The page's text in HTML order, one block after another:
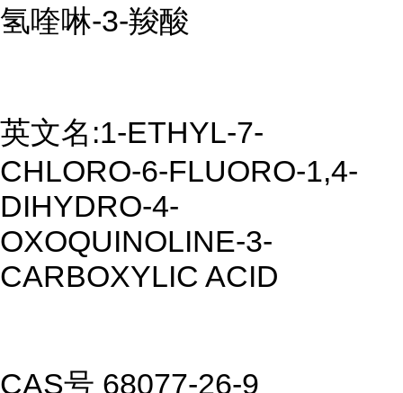
氢喹啉-3-羧酸
英文名:1-ETHYL-7-
CHLORO-6-FLUORO-1,4-
DIHYDRO-4-
OXOQUINOLINE-3-
CARBOXYLIC ACID
CAS号 68077-26-9